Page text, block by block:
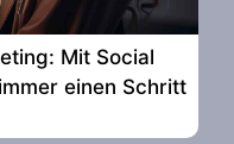
Mit Social
einen Schritt